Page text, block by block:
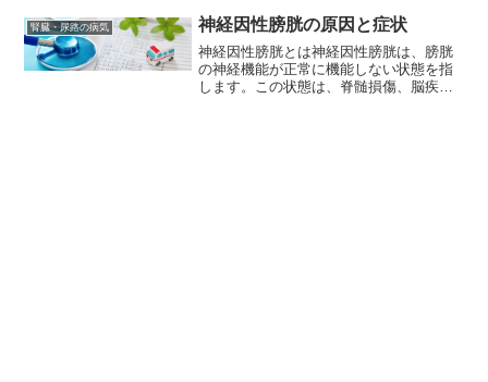
病の原因の一つとなることがあります。
IgA腎症は、通...
腎臓・尿路の病気 神経因性膀胱の原因と症状
神経因性膀胱とは神経因性膀胱は、膀胱
の神経機能が正常に機能しない状態を指
します。この状態は、脊髄損傷、脳疾